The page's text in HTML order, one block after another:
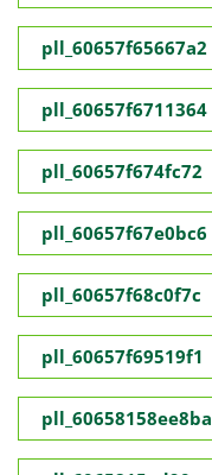
pll_60657f65667a2
pll_60657f6711364
pll_60657f674fc72
pll_60657f67e0bc6
pll_60657f68c0f7c
pll_60657f69519f1
pll_60658158ee8ba